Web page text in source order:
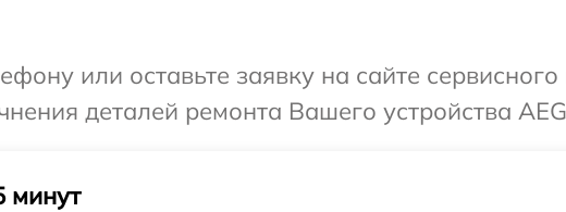
или оставьте заявку на сайте
деталей ремонта Вашего устройства
минут